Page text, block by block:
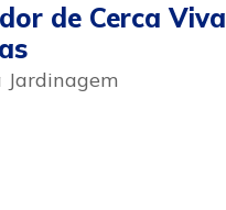
de Cerca Viva
Jardinagem